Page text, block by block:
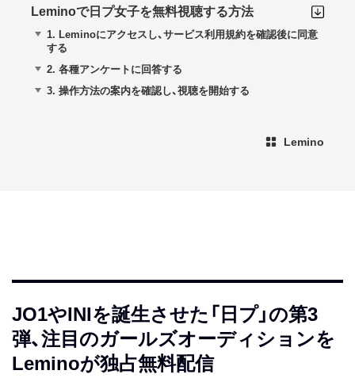
Leminoで日プ女子を無料視聴する方法
1. Leminoにアクセスし、サービス利用規約を確認後に同意
する
2. 各種アンケートに回答する
3. 操作方法の案内を確認し、視聴を開始する
Lemino
JO1やINIを誕生させた「日プ」の第3
弾、注目のガールズオーディションを
Leminoが独占無料配信